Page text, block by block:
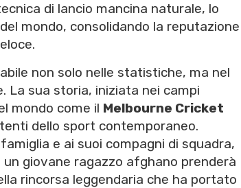
di lancio mancina naturale, lo
mondo, consolidando la reputazione
non solo nelle statistiche, ma nel
La sua storia, iniziata nei campi
mondo come il Melbourne Cricket
dello sport contemporaneo.
e ai suoi compagni di squadra,
giovane ragazzo afghano prenderà
rincorsa leggendaria che ha portato